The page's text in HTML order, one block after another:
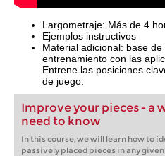
Largometraje: Más de 4
Ejemplos instructivos
Material adicional: base
entrenamiento con las
Entrene las posiciones
de juego.
Improve your pieces - a
need to know
In this course, we will learn how to
passively placed pieces in any